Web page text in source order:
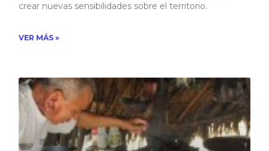
crear nuevas sensibilidades sobre el territorio.
VER MÁS »